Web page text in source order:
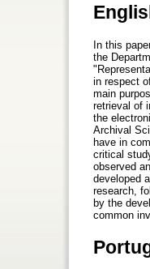
In this
the
in respect
main
retrieval of
the
Archival
have in
critical
observed
developed
research,
by the
common